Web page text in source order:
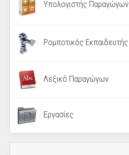
Υπολογιστής Παραγώγων
Ρομποτικός Εκπαιδευτής
Λεξικό Παραγώγων
Εργασίες